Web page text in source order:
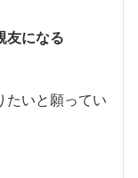
友になる
たいと願ってい